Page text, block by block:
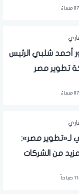
أحمد شلبي الرئيس
تطوير مصر
لـ«تطوير مصر»:
من الشركات